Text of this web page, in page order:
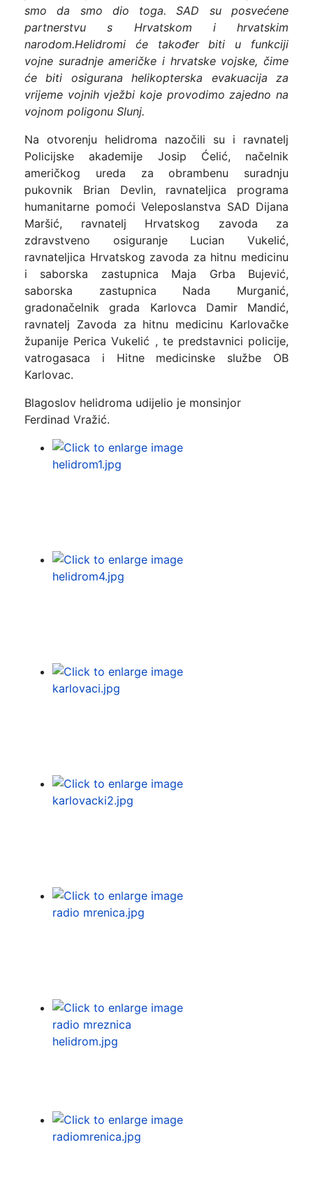
smo da smo dio toga. SAD su posvećene
partnerstvu s Hrvatskom i hrvatskim
narodom.Helidromi će također biti u funkciji
vojne suradnje američke i hrvatske vojske, čime
će biti osigurana helikopterska evakuacija za
vrijeme vojnih vježbi koje provodimo zajedno na
vojnom poligonu Slunj.
Na otvorenju helidroma nazočili su i ravnatelj
Policijske akademije Josip Ćelić, načelnik
američkog ureda za obrambenu suradnju
pukovnik Brian Devlin, ravnateljica programa
humanitarne pomoći Veleposlanstva SAD Dijana
Maršić, ravnatelj Hrvatskog zavoda za
zdravstveno osiguranje Lucian Vukelić,
ravnateljica Hrvatskog zavoda za hitnu medicinu
i saborska zastupnica Maja Grba Bujević,
saborska zastupnica Nada Murganić,
gradonačelnik grada Karlovca Damir Mandić,
ravnatelj Zavoda za hitnu medicinu Karlovačke
županije Perica Vukelić , te predstavnici policije,
vatrogasaca i Hitne medicinske službe OB
Karlovac.
Blagoslov helidroma udijelio je monsinjor
Ferdinad Vražić.